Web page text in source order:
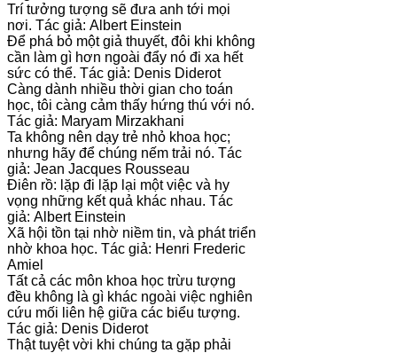
Trí tưởng tượng sẽ đưa anh tới mọi
nơi. Tác giả: Albert Einstein
Để phá bỏ một giả thuyết, đôi khi không
cần làm gì hơn ngoài đẩy nó đi xa hết
sức có thể. Tác giả: Denis Diderot
Càng dành nhiều thời gian cho toán
học, tôi càng cảm thấy hứng thú với nó.
Tác giả: Maryam Mirzakhani
Ta không nên dạy trẻ nhỏ khoa học;
nhưng hãy để chúng nếm trải nó. Tác
giả: Jean Jacques Rousseau
Điên rồ: lặp đi lặp lại một việc và hy
vọng những kết quả khác nhau. Tác
giả: Albert Einstein
Xã hội tồn tại nhờ niềm tin, và phát triển
nhờ khoa học. Tác giả: Henri Frederic
Amiel
Tất cả các môn khoa học trừu tượng
đều không là gì khác ngoài việc nghiên
cứu mối liên hệ giữa các biểu tượng.
Tác giả: Denis Diderot
Thật tuyệt vời khi chúng ta gặp phải